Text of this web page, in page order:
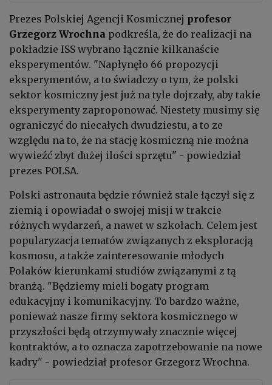
Prezes Polskiej Agencji Kosmicznej profesor
Grzegorz Wrochna podkreśla, że do realizacji na
pokładzie ISS wybrano łącznie kilkanaście
eksperymentów. "Napłynęło 66 propozycji
eksperymentów, a to świadczy o tym, że polski
sektor kosmiczny jest już na tyle dojrzały, aby takie
eksperymenty zaproponować. Niestety musimy się
ograniczyć do niecałych dwudziestu, a to ze
względu na to, że na stację kosmiczną nie można
wywieźć zbyt dużej ilości sprzętu" - powiedział
prezes POLSA.
Polski astronauta będzie również stale łączył się z
ziemią i opowiadał o swojej misji w trakcie
różnych wydarzeń, a nawet w szkołach. Celem jest
popularyzacja tematów związanych z eksploracją
kosmosu, a także zainteresowanie młodych
Polaków kierunkami studiów związanymi z tą
branżą. "Będziemy mieli bogaty program
edukacyjny i komunikacyjny. To bardzo ważne,
ponieważ nasze firmy sektora kosmicznego w
przyszłości będą otrzymywały znacznie więcej
kontraktów, a to oznacza zapotrzebowanie na nowe
kadry" - powiedział profesor Grzegorz Wrochna.